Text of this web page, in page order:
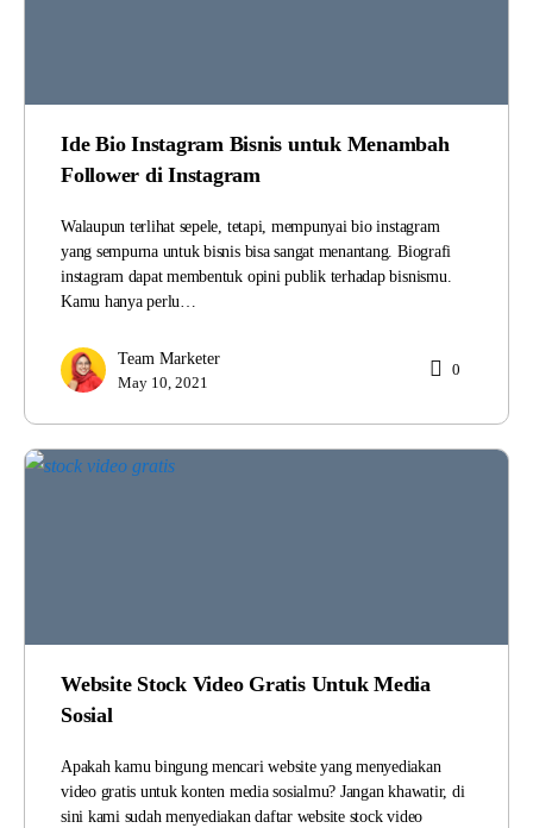
Ide Bio Instagram Bisnis untuk Menambah
Follower di Instagram
Walaupun terlihat sepele, tetapi, mempunyai bio instagram
yang sempurna untuk bisnis bisa sangat menantang. Biografi
instagram dapat membentuk opini publik terhadap bisnismu.
Kamu hanya perlu…
Team Marketer
May 10, 2021
0
Website Stock Video Gratis Untuk Media
Sosial
Apakah kamu bingung mencari website yang menyediakan
video gratis untuk konten media sosialmu? Jangan khawatir, di
sini kami sudah menyediakan daftar website stock video